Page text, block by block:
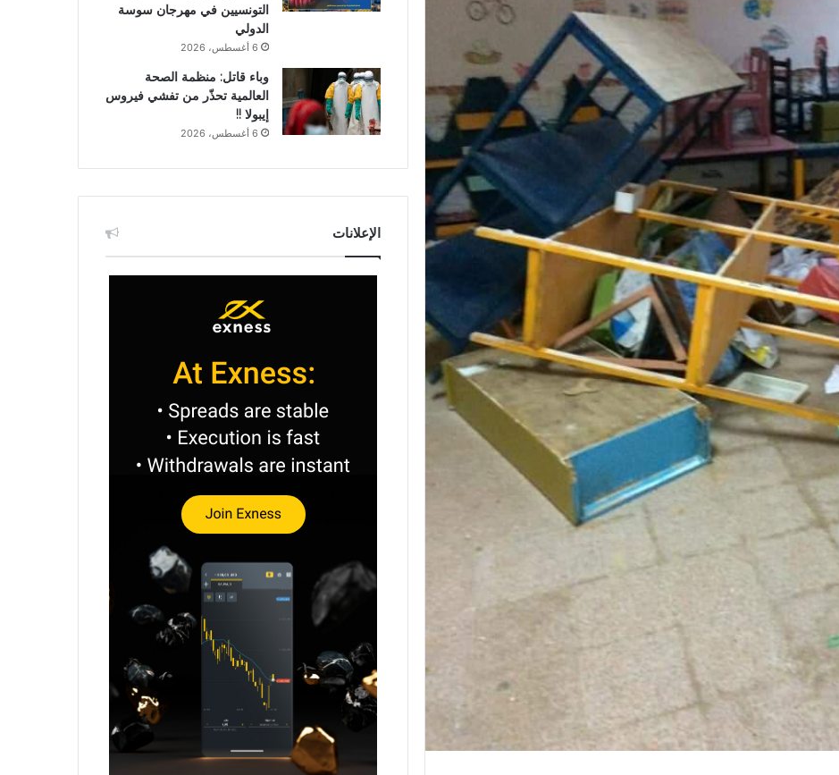
التونسيين في مهرجان سوسة
الدولي
6 أغسطس، 2026
وباء قاتل: منظمة الصحة
العالمية تحذّر من تفشي فيروس
إيبولا !!
6 أغسطس، 2026
الإعلانات